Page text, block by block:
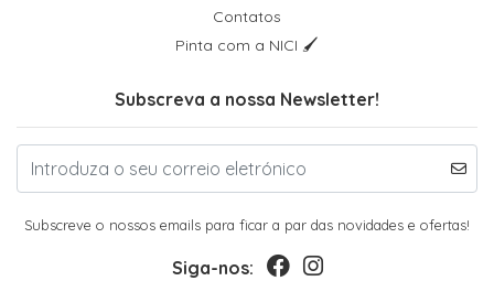
Contatos
Pinta com a NICI 🖌
Subscreva a nossa Newsletter!
Subscreve o nossos emails para ficar a par das novidades e ofertas!
Siga-nos: